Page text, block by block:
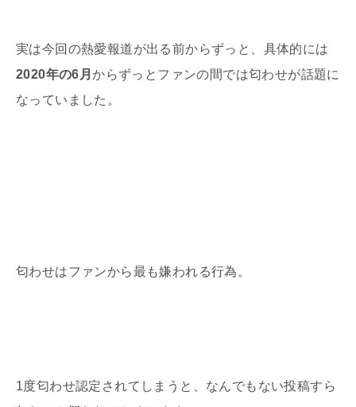
実は今回の熱愛報道が出る前からずっと、具体的には
2020年の6月からずっとファンの間では匂わせが話題に
なっていました。
匂わせはファンから最も嫌われる行為。
1度匂わせ認定されてしまうと、なんでもない投稿すら